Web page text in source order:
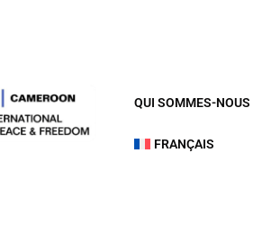
QUI SOMMES-NOUS
FRANÇAIS